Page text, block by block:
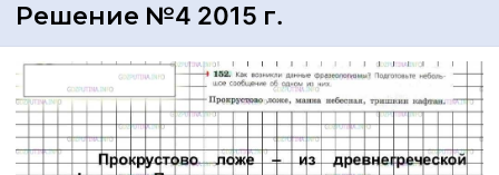
Решение №4 2015 г.